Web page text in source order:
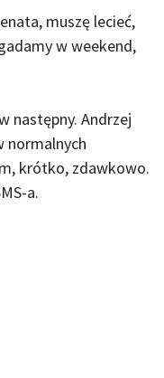
muszę lecieć,
w weekend,
następny. Andrzej
normalnych
krótko, zdawkowo.
a.